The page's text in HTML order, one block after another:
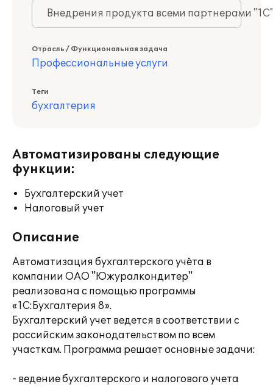
Внедрения продукта всеми партнерами
Отрасль / Функциональная задача
Профессиональные услуги
Теги
бухгалтерия
Автоматизированы следующие
функции:
Бухгалтерский учет
Налоговый учет
Описание
Автоматизация бухгалтерского учёта в
компании ОАО "Южуралкондитер"
реализована с помощью программы
«1С:Бухгалтерия 8».
Бухгалтерский учет ведется в соответствии с
российским законодательством по всем
участкам. Программа решает основные задачи:
- ведение бухгалтерского и налогового учета